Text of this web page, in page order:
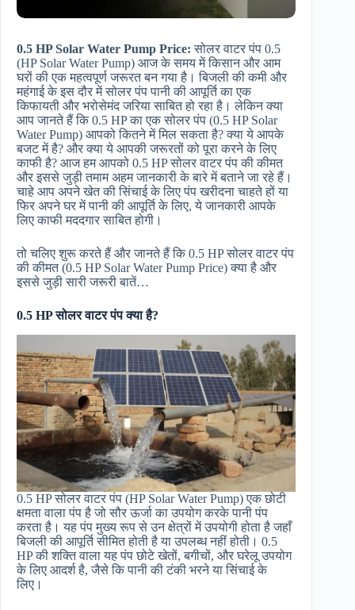
0.5 HP Solar Water Pump Price:सोलर वाटर पंप 0.5
(HP Solar Water Pump) आज के समय में किसान और आम
घरों की एक महत्वपूर्ण जरूरत बन गया है। बिजली की कमी और
महंगाई के इस दौर में सोलर पंप पानी की आपूर्ति का एक
किफायती और भरोसेमंद जरिया साबित हो रहा है। लेकिन क्या
आप जानते हैं कि 0.5 HP का एक सोलर पंप (0.5 HP Solar
Water Pump) आपको कितने में मिल सकता है? क्या ये आपके
बजट में है? और क्या ये आपकी जरूरतों को पूरा करने के लिए
काफी है? आज हम आपको 0.5 HP सोलर वाटर पंप की कीमत
और इससे जुड़ी तमाम अहम जानकारी के बारे में बताने जा रहे हैं।
चाहे आप अपने खेत की सिंचाई के लिए पंप खरीदना चाहते हों या
फिर अपने घर में पानी की आपूर्ति के लिए, ये जानकारी आपके
लिए काफी मददगार साबित होगी।
तो चलिए शुरू करते हैं और जानते हैं कि 0.5 HP सोलर वाटर पंप
की कीमत (0.5 HP Solar Water Pump Price) क्या है और
इससे जुड़ी सारी जरूरी बातें…
0.5 HP सोलर वाटर पंप क्या है?
0.5 HP सोलर वाटर पंप (HP Solar Water Pump) एक छोटी
क्षमता वाला पंप है जो सौर ऊर्जा का उपयोग करके पानी पंप
करता है। यह पंप मुख्य रूप से उन क्षेत्रों में उपयोगी होता है जहाँ
बिजली की आपूर्ति सीमित होती है या उपलब्ध नहीं होती। 0.5
HP की शक्ति वाला यह पंप छोटे खेतों, बगीचों, और घरेलू उपयोग
के लिए आदर्श है, जैसे कि पानी की टंकी भरने या सिंचाई के
लिए।